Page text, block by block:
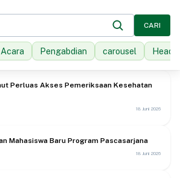
CARI
Acara Pengabdian carousel
Perluas Akses Pemeriksaan Kesehatan
18 Juni 2026
Mahasiswa Baru Program Pascasarjana
18 Juni 2026